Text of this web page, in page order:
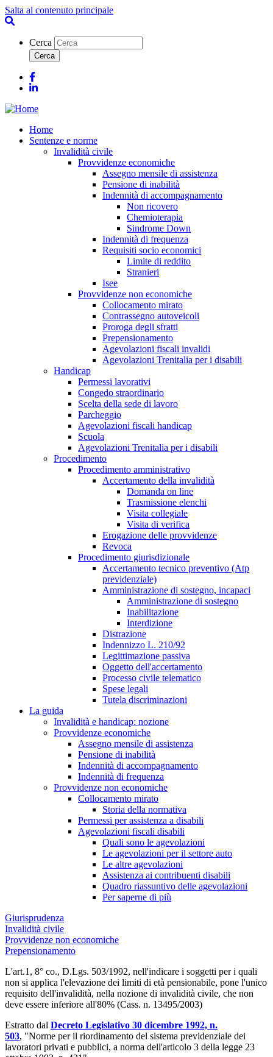
Salta al contenuto principale
Cerca
Facebook
Linkedin
Home
Sentenze e norme
Invalidità civile
Provvidenze economiche
Assegno mensile di assistenza
Pensione di inabilità
Indennità di accompagnamento
Non ricovero
Chemioterapia
Sindrome Down
Indennità di frequenza
Requisiti socio economici
Limite di reddito
Stranieri
Isee
Provvidenze non economiche
Collocamento mirato
Contrassegno autoveicoli
Proroga degli sfratti
Prepensionamento
Agevolazioni fiscali invalidi
Agevolazioni Trenitalia per i disabili
Handicap
Permessi lavorativi
Congedo straordinario
Scelta della sede di lavoro
Parcheggio
Agevolazioni fiscali handicap
Scuola
Agevolazioni Trenitalia per i disabili
Procedimento
Procedimento amministrativo
Accertamento della invalidità
Domanda on line
Trasmissione elenchi
Visita collegiale
Visita di verifica
Erogazione delle provvidenze
Revoca
Procedimento giurisdizionale
Accertamento tecnico preventivo (Atp
previdenziale)
Amministrazione di sostegno, incapaci
Amministrazione di sostegno
Inabilitazione
Interdizione
Distrazione
Indennizzo L. 210/92
Legittimazione passiva
Oggetto dell'accertamento
Processo civile telematico
Spese legali
Tutela discriminazioni
La guida
Invalidità e handicap: nozione
Provvidenze economiche
Assegno mensile di assistenza
Pensione di inabilità
Indennità di accompagnamento
Indennità di frequenza
Provvidenze non economiche
Collocamento mirato
Storia della normativa
Permessi per assistenza a disabili
Agevolazioni fiscali disabili
Quali sono le agevolazioni
Le agevolazioni per il settore auto
Le altre agevolazioni
Assistenza ai contribuenti disabili
Quadro riassuntivo delle agevolazioni
Per saperne di più
Giurisprudenza
Invalidità civile
Provvidenze non economiche
Prepensionamento
L'art.1, 8° co., D.Lgs. 503/1992, nell'indicare i soggetti per i quali
non si applica l'elevazione dei limiti di età pensionabile, pone l'unico
requisito dell'invalidità, nella nozione di invalidità civile, che non
deve essere inferiore all'80% (Cass. n. 13495/2003)
Estratto dal Decreto Legislativo 30 dicembre 1992, n.
503, "Norme per il riordinamento del sistema previdenziale dei
lavoratori privati e pubblici, a norma dell'articolo 3 della legge 23